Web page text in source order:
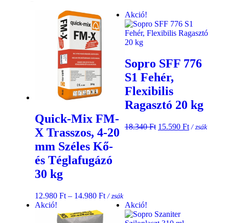
Quick-Mix FM-
X Trasszos, 4-20
mm Széles Kő-
és Téglafugázó
30 kg
12.980 Ft – 14.980 Ft/ zsák
Akció!
Sopro SFF 776
S1 Fehér,
Flexibilis
Ragasztó 20 kg
18.340Ft 15.590 Ft/ zsák
Akció! Akció!